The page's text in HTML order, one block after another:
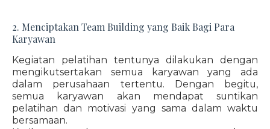
2. Menciptakan Team Building yang Baik Bagi Para
Karyawan
Kegiatan pelatihan tentunya dilakukan dengan
mengikutsertakan semua karyawan yang ada
dalam perusahaan tertentu. Dengan begitu,
semua karyawan akan mendapat suntikan
pelatihan dan motivasi yang sama dalam waktu
bersamaan.